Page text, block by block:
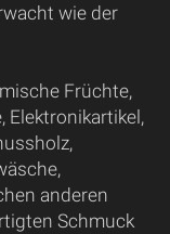
wie der
Früchte,
Elektronikartikel,
anderen
Schmuck